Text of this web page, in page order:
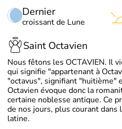
Dernier
croissant de Lune
Saint Octavien
Nous fêtons les OCTAVIEN. Il
qui signifie "appartenant à
"octavus", signifiant "huitième"
Octavien évoque donc la
certaine noblesse antique. Ce
de nos jours, plus courant dans
latine.